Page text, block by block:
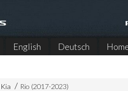
English Deutsch
Kia Rio (2017-2023)